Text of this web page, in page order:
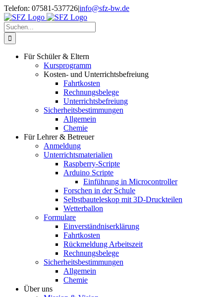
Zum
Inhalt
springen
Telefon: 07581-537726|info@sfz-bw.de
Suche
nach:
Für Schüler & Eltern
Kursprogramm
Kosten- und Unterrichtsbefreiung
Fahrtkosten
Rechnungsbelege
Unterrichtsbefreiung
Sicherheitsbestimmungen
Allgemein
Chemie
Für Lehrer & Betreuer
Anmeldung
Unterrichtsmaterialien
Raspberry-Scripte
Arduino Scripte
Einführung in Microcontroller
Forschen in der Schule
Selbstbauteleskop mit 3D-Druckteilen
Wetterballon
Formulare
Einverständniserklärung
Fahrtkosten
Rückmeldung Arbeitszeit
Rechnungsbelege
Sicherheitsbestimmungen
Allgemein
Chemie
Über uns